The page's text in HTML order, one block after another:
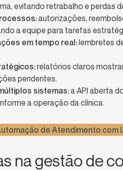
evitando retrabalho e perdas
autorizações,
a equipe para tarefas
em tempo real:lembretes
relatórios claros
pendentes.
sistemas:a API aberta
a operação da clínica.
de Atendimento com
na gestão de